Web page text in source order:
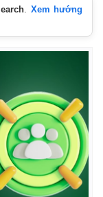
. Xem hướng